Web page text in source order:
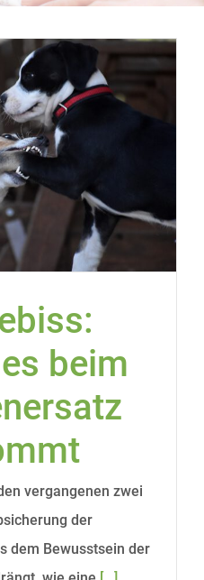
beim
vergangenen zwei
der
dem Bewusstsein der